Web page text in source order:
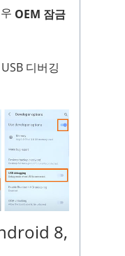
OEM 잠금
디버깅
8,